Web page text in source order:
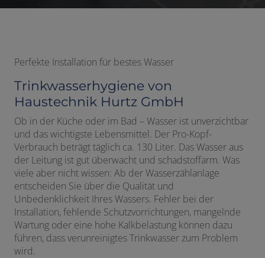
Perfekte Installation für bestes Wasser
Trinkwasserhygiene von
Haustechnik Hurtz GmbH
Ob in der Küche oder im Bad – Wasser ist unverzichtbar
und das wichtigste Lebensmittel. Der Pro-Kopf-
Verbrauch beträgt täglich ca. 130 Liter. Das Wasser aus
der Leitung ist gut überwacht und schadstoffarm. Was
viele aber nicht wissen: Ab der Wasserzählanlage
entscheiden Sie über die Qualität und
Unbedenklichkeit Ihres Wassers. Fehler bei der
Installation, fehlende Schutzvorrichtungen, mangelnde
Wartung oder eine hohe Kalkbelastung können dazu
führen, dass verunreinigtes Trinkwasser zum Problem
wird.